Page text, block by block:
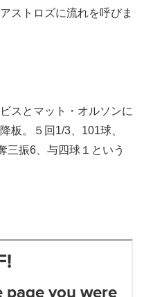
ストロズに流れを呼びま
スとマット・オルソンに
板。５回1/3、101球、
三振6、与四球１という